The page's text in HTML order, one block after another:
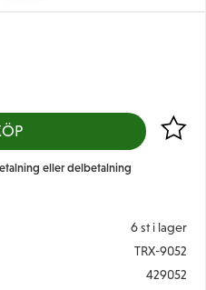
Lägg
eller delbetalning
6 st i lager
TRX-9052
429052